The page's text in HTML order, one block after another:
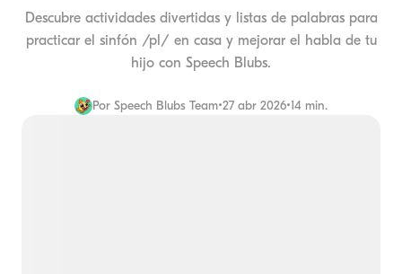
Descubre actividades divertidas y listas de palabras para
practicar el sinfón /pl/ en casa y mejorar el habla de tu
hijo con Speech Blubs.
Por Speech Blubs Team•27 abr 2026•14 min.